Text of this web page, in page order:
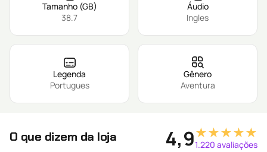
Tamanho (GB)
38.7
Áudio
Ingles
Legenda
Portugues
Gênero
Aventura
O que dizem da loja 4,9★★★★★
1.220 avaliações